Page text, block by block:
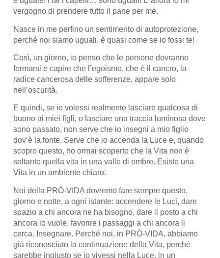
vergogno di prendere tutto il pane per me.
Nasce in me perfino un sentimento di autoprotezione,
perché noi siamo uguali, è quasi come se io fossi te!
Così, un giorno, io penso che le persone dovranno
fermarsi e capire che l’egoismo, che è il cancro, la
radice cancerosa delle sofferenze, appare solo
nell’oscurità.
E quindi, se io volessi realmente lasciare qualcosa di
buono ai miei figli, o lasciare una traccia luminosa dove
sono passato, non serve che io insegni a mio figlio
dov’è la fonte. Serve che io accenda la Luce e, quando
scopro questo, ho ormai scoperto che la Vita non è
soltanto quella vita in una valle di ombre. Esiste una
Vita in un ambiente chiaro.
Noi della PRÓ-VIDA dovremo fare sempre questo,
giorno e notte, a ogni istante: accendere le Luci, dare
spazio a chi ancora ne ha bisogno, dare il posto a chi
ancora lo vuole, favorire i passaggi a chi ancora li
cerca. Insegnare. Perché noi, in PRÓ-VIDA, abbiamo
già riconosciuto la continuazione della Vita, perché
sarebbe ingiusto se io vivessi nella Luce, in un